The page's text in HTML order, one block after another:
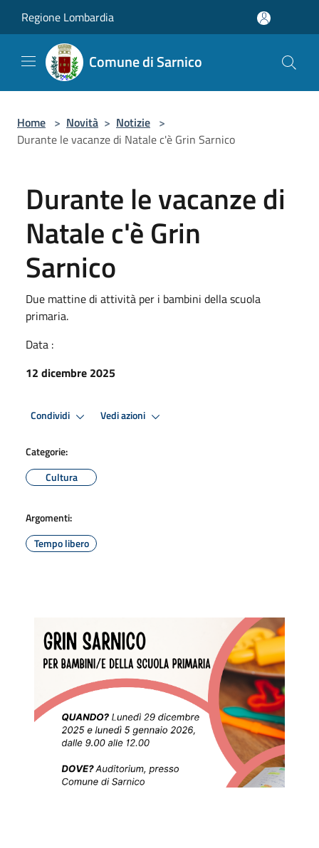
Regione Lombardia
Comune di Sarnico
Home > Novità > Notizie >
Durante le vacanze di Natale c'è Grin Sarnico
Durante le vacanze di
Natale c'è Grin
Sarnico
Due mattine di attività per i bambini della scuola
primaria.
Data :
12 dicembre 2025
Condividi Vedi azioni
Categorie:
Cultura
Argomenti:
Tempo libero